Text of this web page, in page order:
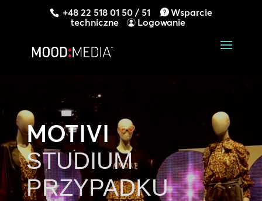
+48 22 518 01 50 / 51
Wsparcie
techniczne
Logowanie
MOTIVI
STUDIUM
PRZYPADKU